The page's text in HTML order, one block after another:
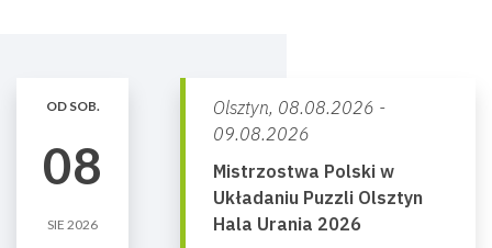
OD SOB.
08
SIE 2026
Olsztyn, 08.08.2026 -
09.08.2026
Mistrzostwa Polski w
Układaniu Puzzli Olsztyn
Hala Urania 2026